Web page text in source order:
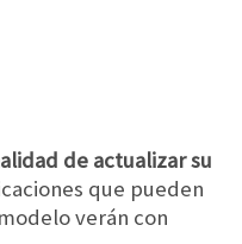
de actualizar su
que pueden
verán con